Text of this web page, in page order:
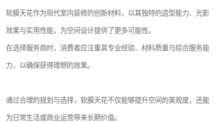
软膜天花作为现代室内装修的创新材料，以其独特的造型能力、光影
效果与实用性能，为空间设计提供了更多可能性。
在选择服务商时，消费者应注重其专业经验、材料质量与综合服务能
力，以确保获得理想的效果。
通过合理的规划与选择，软膜天花不仅能够提升空间的美观度，还能
为日常生活或商业运营带来长期价值。